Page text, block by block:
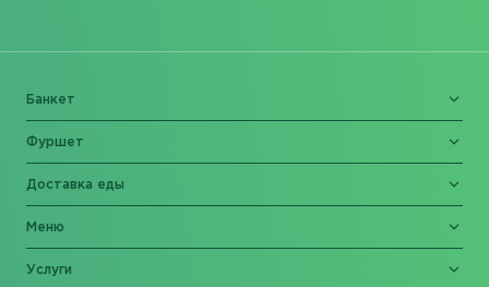
Банкет
Фуршет
Доставка еды
Меню
Услуги